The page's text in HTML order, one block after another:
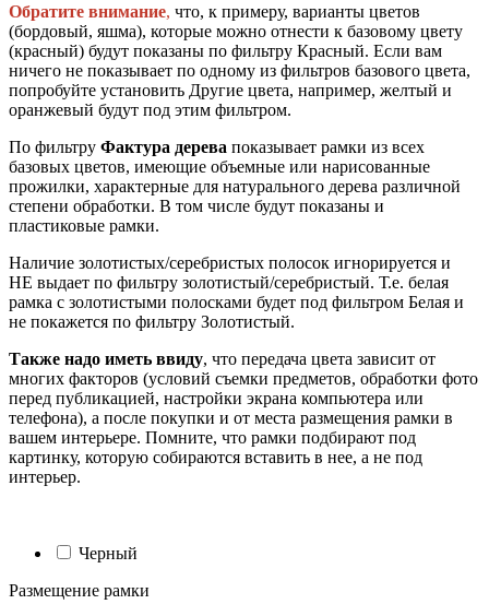
Обратите внимание, что, к примеру, варианты цветов
(бордовый, яшма), которые можно отнести к базовому цвету
(красный) будут показаны по фильтру Красный. Если вам
ничего не показывает по одному из фильтров базового цвета,
попробуйте установить Другие цвета, например, желтый и
оранжевый будут под этим фильтром.
По фильтру Фактура дерева показывает рамки из всех
базовых цветов, имеющие объемные или нарисованные
прожилки, характерные для натурального дерева различной
степени обработки. В том числе будут показаны и
пластиковые рамки.
Наличие золотистых/серебристых полосок игнорируется и
НЕ выдает по фильтру золотистый/серебристый. Т.е. белая
рамка с золотистыми полосками будет под фильтром Белая и
не покажется по фильтру Золотистый.
Также надо иметь ввиду, что передача цвета зависит от
многих факторов (условий съемки предметов, обработки фото
перед публикацией, настройки экрана компьютера или
телефона), а после покупки и от места размещения рамки в
вашем интерьере. Помните, что рамки подбирают под
картинку, которую собираются вставить в нее, а не под
интерьер.
Черный
Размещение рамки